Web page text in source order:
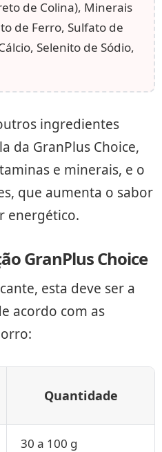
de Colina), Minerais
de Ferro, Sulfato de
Selenito de Sódio,
ingredientes
da GranPlus Choice,
e minerais, e o
que aumenta o sabor
energético.
GranPlus Choice
esta deve ser a
acordo com as
Quantidade
30 a 100 g